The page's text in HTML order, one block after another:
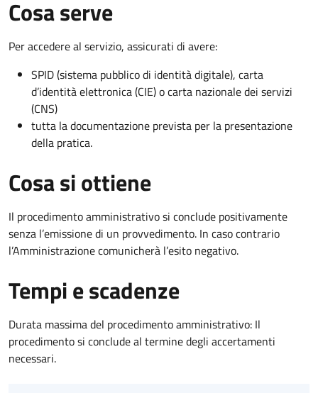
Cosa serve
Per accedere al servizio, assicurati di avere:
SPID (sistema pubblico di identità digitale), carta
d’identità elettronica (CIE) o carta nazionale dei servizi
(CNS)
tutta la documentazione prevista per la presentazione
della pratica.
Cosa si ottiene
Il procedimento amministrativo si conclude positivamente
senza l’emissione di un provvedimento. In caso contrario
l’Amministrazione comunicherà l’esito negativo.
Tempi e scadenze
Durata massima del procedimento amministrativo: Il
procedimento si conclude al termine degli accertamenti
necessari.